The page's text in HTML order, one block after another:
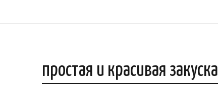
простая и красивая закуска